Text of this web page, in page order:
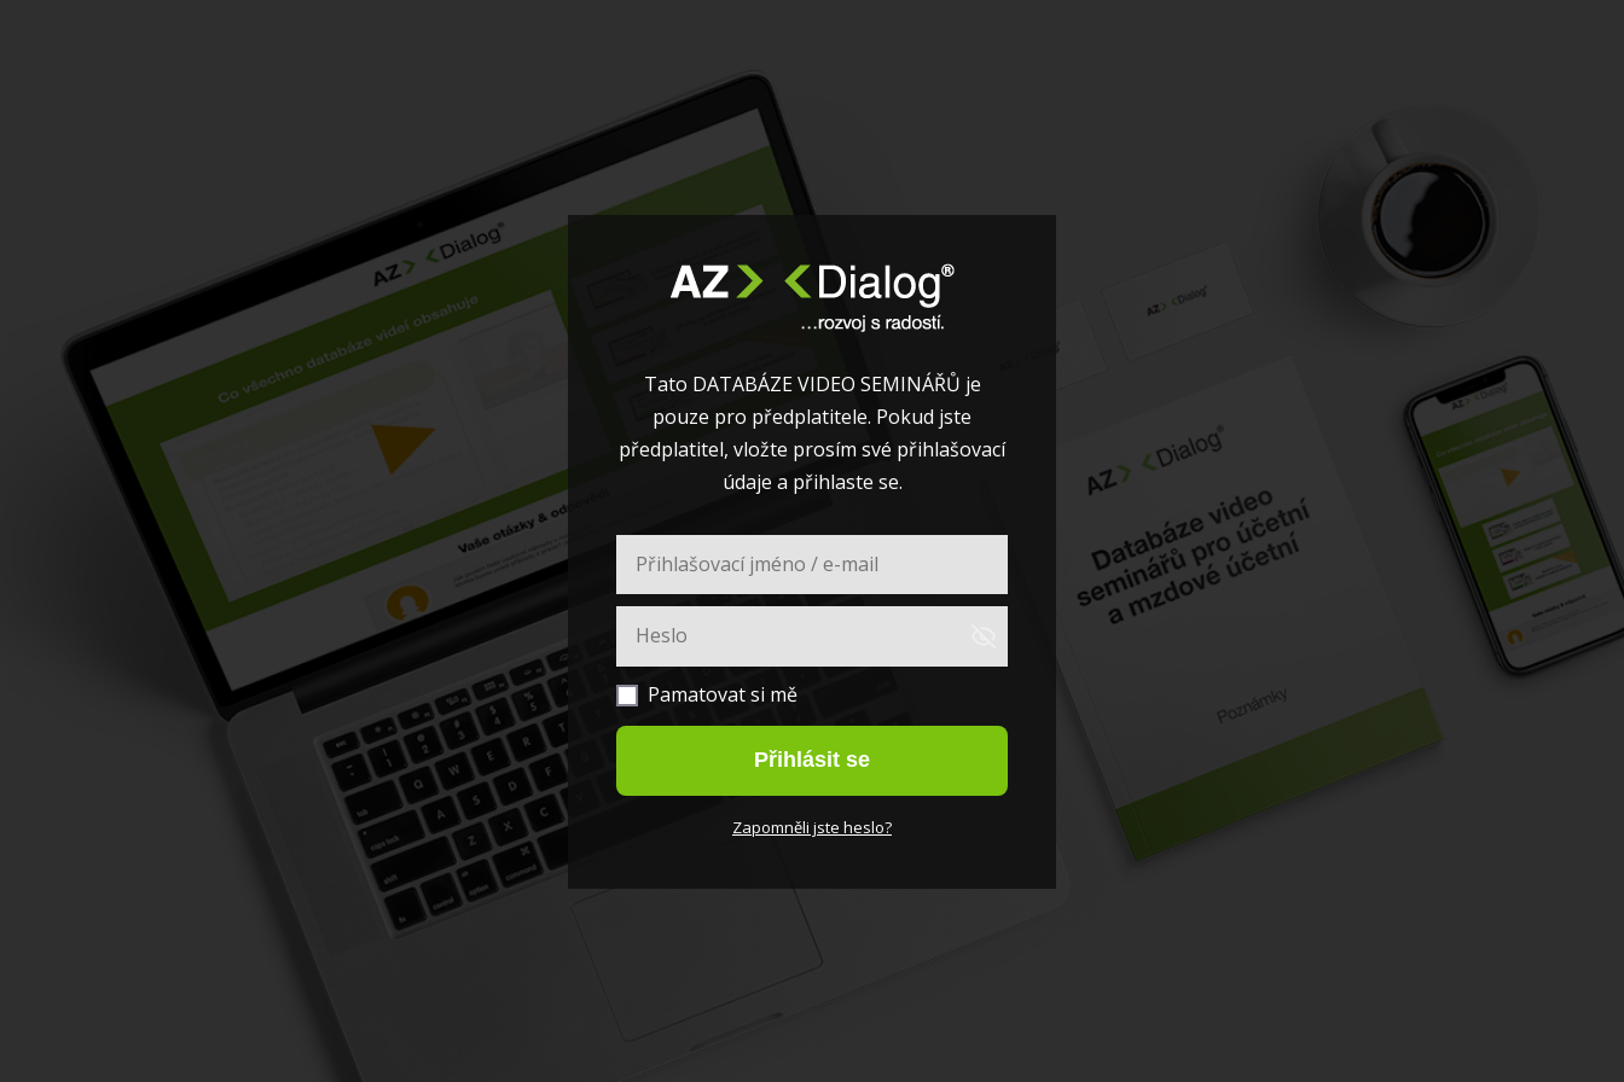
Tato DATABÁZE VIDEO SEMINÁŘŮ je
pouze pro předplatitele. Pokud jste
předplatitel, vložte prosím své přihlašovací
údaje a přihlaste se.
Pamatovat si mě
Přihlásit se
Zapomněli jste heslo?